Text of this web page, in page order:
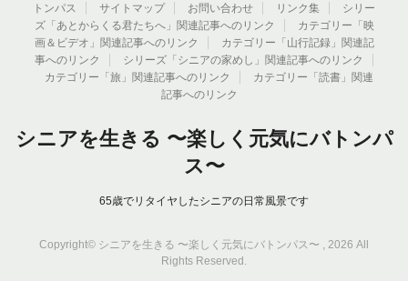
トンパス
サイトマップ お問い合わせ リンク集
シリー
ズ「あとからくる君たちへ」関連記事へのリンク
カテゴリー「映
画＆ビデオ」関連記事へのリンク
カテゴリー「山行記録」関連記
事へのリンク
シリーズ「シニアの家めし」関連記事へのリンク
カテゴリー「旅」関連記事へのリンク
カテゴリー「読書」関連
記事へのリンク
シニアを生きる 〜楽しく元気にバトンパ
ス〜
65歳でリタイヤしたシニアの日常風景です
Copyright© シニアを生きる 〜楽しく元気にバトンパス〜 , 2026 All
Rights Reserved.